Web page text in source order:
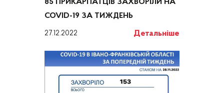
85 ПРИКАРПАТЦІВ ЗАХВОРІЛИ НА
COVID-19 ЗА ТИЖДЕНЬ
27.12.2022 Детальніше